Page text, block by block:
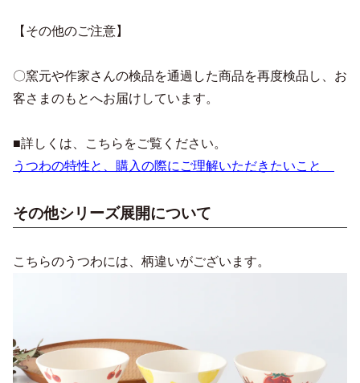
【その他のご注意】
〇窯元や作家さんの検品を通過した商品を再度検品し、お
客さまのもとへお届けしています。
■詳しくは、こちらをご覧ください。
うつわの特性と、購入の際にご理解いただきたいこと
その他シリーズ展開について
こちらのうつわには、柄違いがございます。